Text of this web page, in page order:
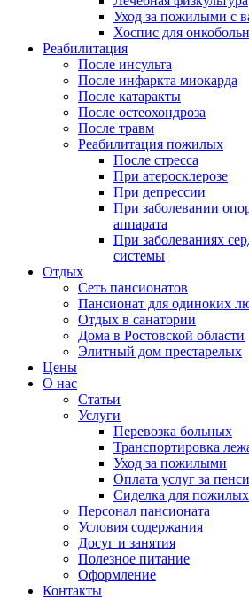
Уход за пожилыми с
Хоспис для
Реабилитация
После инсульта
После инфаркта миокарда
После катаракты
После остеохондроза
После травм
Реабилитация пожилых
После стресса
При атеросклерозе
При депрессии
При заболевании
аппарата
При заболеваниях
системы
Отдых
Сеть пансионатов
Пансионат для одиноких
Отдых в санатории
Дома в Ростовской области
Элитный дом престарелых
Цены
О нас
Статьи
Услуги
Перевозка больных
Транспортировка
Уход за пожилыми
Оплата услуг за
Сиделка для пожилых
Персонал пансионата
Условия содержания
Досуг и занятия
Полезное питание
Оформление
Контакты